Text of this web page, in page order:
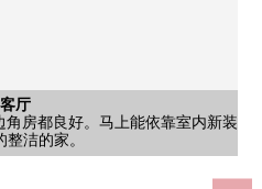
客厅
房都良好。马上能依靠室内新装
整洁的家。
外观
Homes系列"能在和重要的宠物
(有特殊规则)。
厨房
扩展到生活空白的是只有独立型
好的要点。
室内
大一点的床的面积的西式房间。
具放在窗边上的腰高窗，能自在
面设计。
客厅
客厅
客厅
其他
对讲机]
其他
应器遥控]
厨房
房]
厨房
房]
厨房
房]
厨房
洗烘干机]
厨房
子]
厨房
涤槽]
汽车
室]
其他
供应器遥控]
其他
燥暖气时机]
洗脸
脸室]
洗脸
堆放处]
厕所
所]
室内
米西式房间]
室内
米西式房间]
室内
米西式房间]
收纳
张塌塌米壁橱]
室内
米西式房间]
室内
米西式房间]
室内
米西式房间]
收纳
张塌塌米壁橱]
室内
西式房间]
室内
西式房间]
室内
西式房间]
收纳
张塌塌米壁橱]
收纳
藏室]
收纳
藏室]
阳台
阳台]
阳台
台入口]
风景
台风景]
阳台
木盒]
阳台
阳台]
阳台
阳台]
阳台
阳台]
阳台
阳台]
风景
台的风景]
门口
口]
门口
口]
门口
口]
车场
车场]
部分
停放处]
部分
车场地]
部分
堆放处]
外观
观]
外观
观]
外观
观]
外观
观]
小学(约430m)
6分钟。
学(约420m)
6分钟。
商店(约480m)
6分钟。
台商店(约780m)
分钟。
3丁目商店(约410m)
6分钟。
商店(约480m)
6分钟。
园(约700m)
9分钟。
邮局(约1000m)